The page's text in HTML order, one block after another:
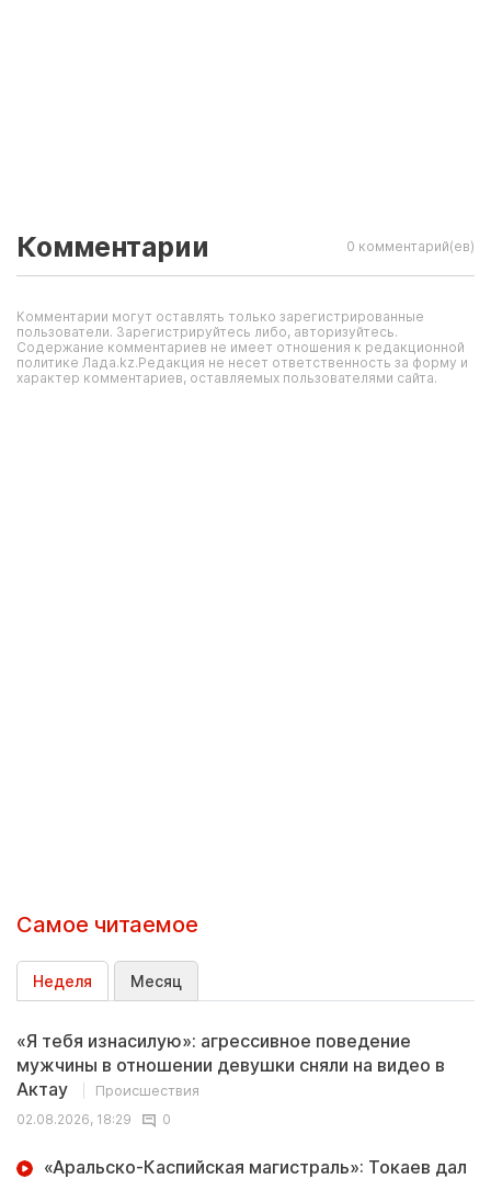
Комментарии 0 комментарий(ев)
Комментарии могут оставлять только зарегистрированные
пользователи. Зарегистрируйтесь либо, авторизуйтесь.
Содержание комментариев не имеет отношения к редакционной
политике Лада.kz.Редакция не несет ответственность за форму и
характер комментариев, оставляемых пользователями сайта.
Самое читаемое
Неделя Месяц
«Я тебя изнасилую»: агрессивное поведение
мужчины в отношении девушки сняли на видео в
Актау
Происшествия
02.08.2026, 18:29
0
«Аральско-Каспийская магистраль»: Токаев дал